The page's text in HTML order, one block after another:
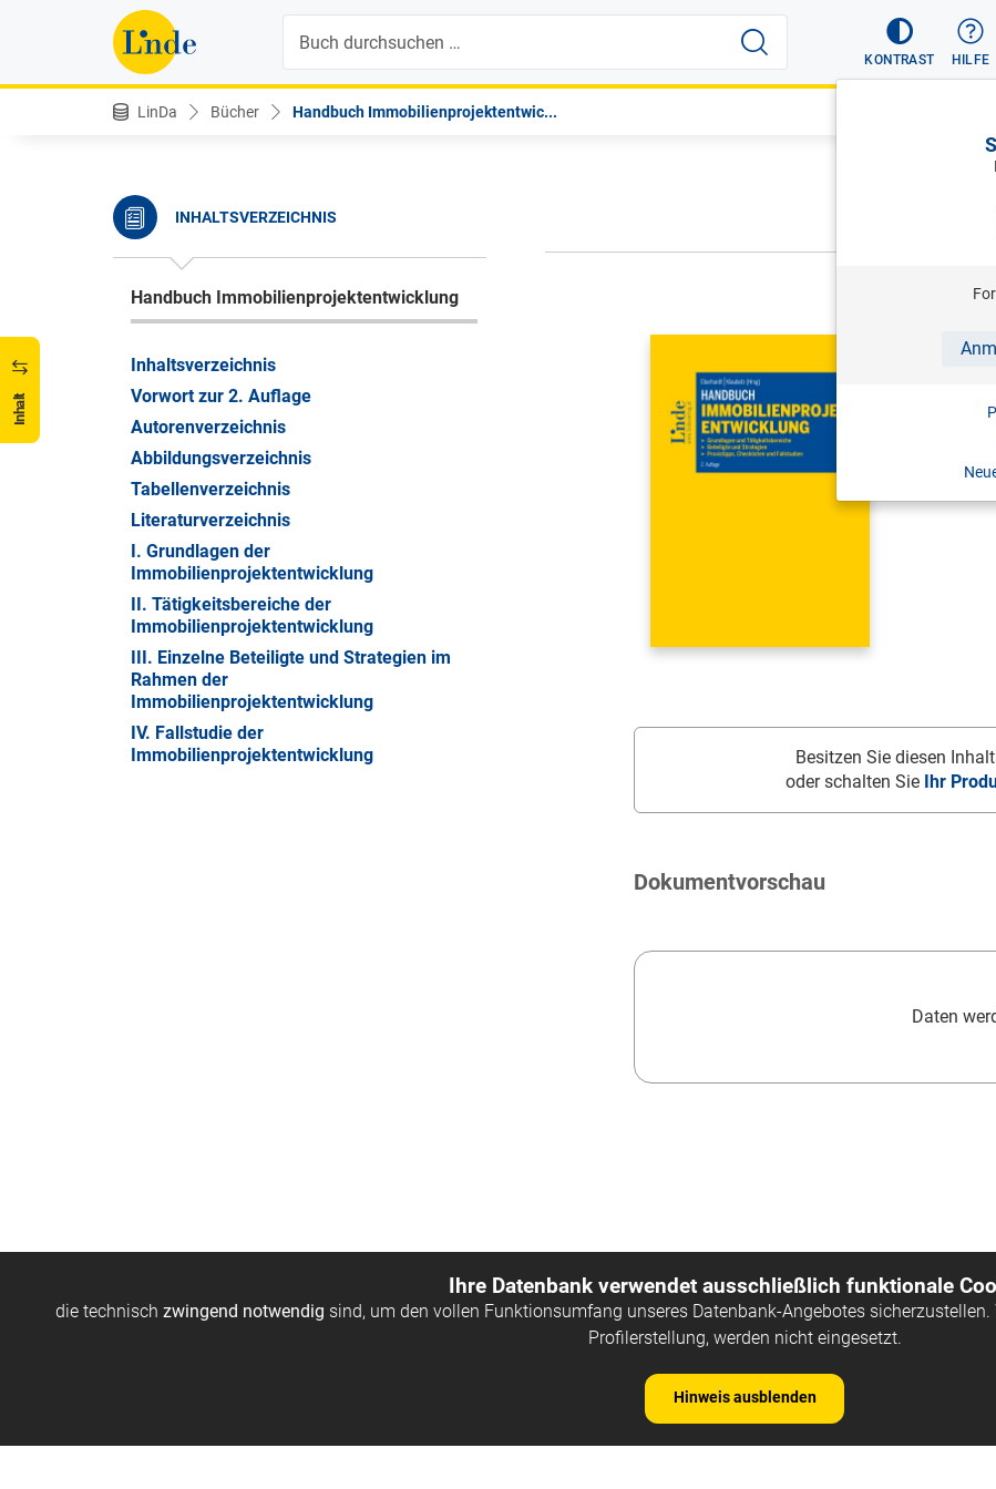
KONTRAST HILFE
LinDa Bücher Handbuch Immobilienprojektentwic...
Inhalt
INHALTSVERZEICHNIS
Handbuch Immobilienprojektentwicklung
Inhaltsverzeichnis
Vorwort zur 2. Auflage
Autorenverzeichnis
Abbildungsverzeichnis
Tabellenverzeichnis
Literaturverzeichnis
I. Grundlagen der
Immobilienprojektentwicklung
II. Tätigkeitsbereiche der
Immobilienprojektentwicklung
III. Einzelne Beteiligte und Strategien im
Rahmen der
Immobilienprojektentwicklung
IV. Fallstudie der
Immobilienprojektentwicklung
2. Aufl.
Print-ISBN:
Besitzen Sie diesen
oder schalten Sie Ihr
Dokumentvorschau
Daten
Ihre Datenbank verwendet ausschließlich funktionale
die technisch zwingend notwendig sind, um den vollen Funktionsumfang unseres Datenbank-Angebotes
Profilerstellung, werden nicht eingesetzt.
Hinweis ausblenden